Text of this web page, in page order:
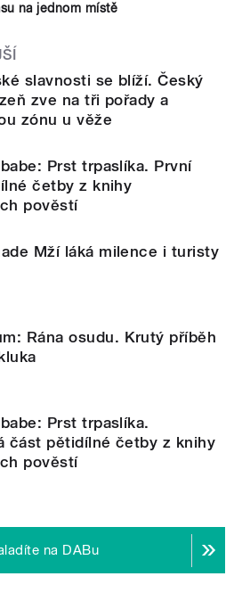
na jednom místě
slavnosti se blíží. Český
zve na tři pořady a
zónu u věže
Prst trpaslíka. První
četby z knihy
pověstí
Mží láká milence i turisty
Rána osudu. Krutý příběh
Prst trpaslíka.
část pětidílné četby z knihy
pověstí
na DABu